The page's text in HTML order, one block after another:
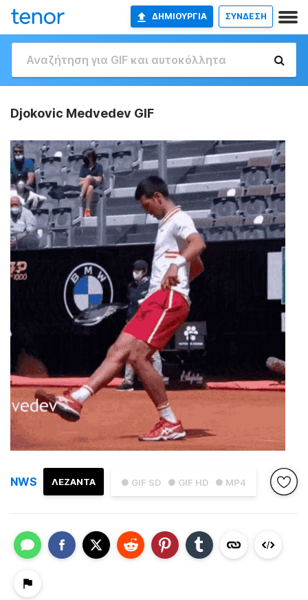
ΔΗΜΙΟΥΡΓΊΑ ΣΥΝΔΕΣΗ
Djokovic Medvedev GIF
● GIF SD ● GIF HD ● MP4
ΛΕΖΑΝΤΑ
NWS